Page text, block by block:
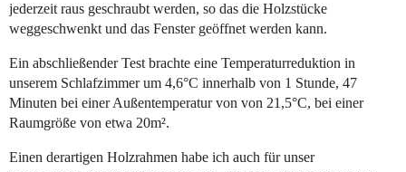
jederzeit raus geschraubt werden, so das die Holzstücke
weggeschwenkt und das Fenster geöffnet werden kann.
Ein abschließender Test brachte eine Temperaturreduktion in
unserem Schlafzimmer um 4,6°C innerhalb von 1 Stunde, 47
Minuten bei einer Außentemperatur von von 21,5°C, bei einer
Raumgröße von etwa 20m².
Einen derartigen Holzrahmen habe ich auch für unser